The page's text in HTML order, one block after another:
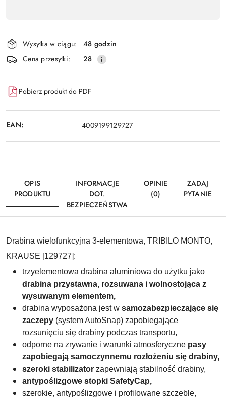
płatność
i
dostawa
Wysyłka w ciągu:
48 godzin
Cena przesyłki:
28
Pobierz produkt do PDF
EAN: 4009199129727
OPIS
PRODUKTU
INFORMACJE
DOT.
BEZPIECZEŃSTWA
OPINIE
(0)
ZADAJ
PYTANIE
Drabina wielofunkcyjna 3-elementowa, TRIBILO MONTO,
KRAUSE [129727]:
trzyelementowa drabina aluminiowa do użytku jako
drabina przystawna, rozsuwana i wolnostojąca z
wysuwanym elementem,
drabina wyposażona jest w samozabezpieczające się
zaczepy (system AutoSnap) zapobiegające
rozsunięciu się drabiny podczas transportu,
odporne na zrywanie i warunki atmosferyczne pasy
zapobiegają samoczynnemu rozłożeniu się drabiny,
szeroki stabilizator zapewniają stabilność drabiny,
antypoślizgowe stopki SafetyCap,
szerokie, antypoślizgowe i profilowane szczeble,